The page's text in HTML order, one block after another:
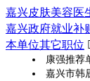
嘉兴皮肤美容医
嘉兴政府就业补
本单位其它职位
康强推荐
嘉兴市韩